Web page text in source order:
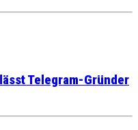
Telegram-Gründer